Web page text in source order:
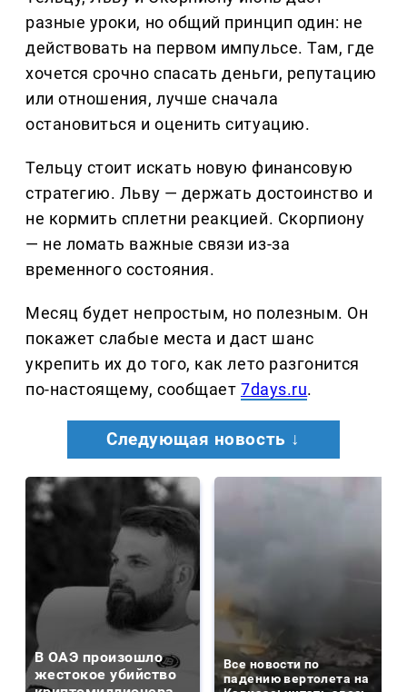
разные уроки, но общий принцип один: не
действовать на первом импульсе. Там, где
хочется срочно спасать деньги, репутацию
или отношения, лучше сначала
остановиться и оценить ситуацию.
Тельцу стоит искать новую финансовую
стратегию. Льву — держать достоинство и
не кормить сплетни реакцией. Скорпиону
— не ломать важные связи из-за
временного состояния.
Месяц будет непростым, но полезным. Он
покажет слабые места и даст шанс
укрепить их до того, как лето разгонится
по-настоящему, сообщает 7days.ru.
Следующая новость ↓
В ОАЭ произошло
жестокое убийство
Все новости по
падению вертолета на